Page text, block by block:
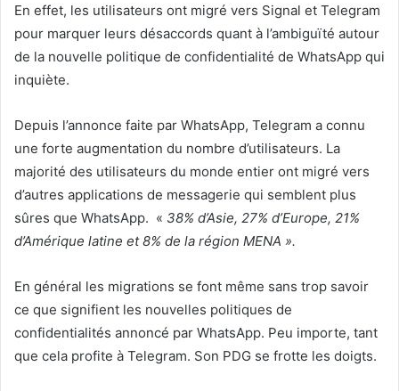
En effet, les utilisateurs ont migré vers Signal et Telegram
pour marquer leurs désaccords quant à l’ambiguïté autour
de la nouvelle politique de confidentialité de WhatsApp qui
inquiète.
Depuis l’annonce faite par WhatsApp, Telegram a connu
une forte augmentation du nombre d’utilisateurs. La
majorité des utilisateurs du monde entier ont migré vers
d’autres applications de messagerie qui semblent plus
sûres que WhatsApp. « 38% d’Asie, 27% d’Europe, 21%
d’Amérique latine et 8% de la région MENA ».
En général les migrations se font même sans trop savoir
ce que signifient les nouvelles politiques de
confidentialités annoncé par WhatsApp. Peu importe, tant
que cela profite à Telegram. Son PDG se frotte les doigts.